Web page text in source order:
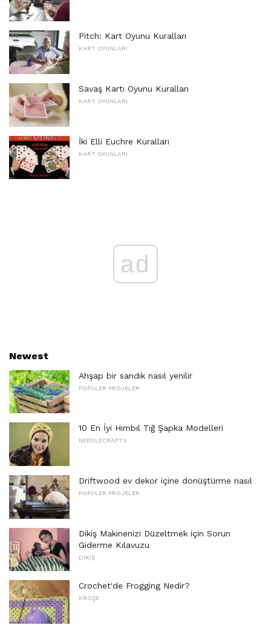
Pitch: Kart Oyunu Kuralları
KART OYUNLARI
Savaş Kartı Oyunu Kuralları
KART OYUNLARI
İki Elli Euchre Kuralları
KART OYUNLARI
ad
Newest
Ahşap bir sandık nasıl yenilir
POPÜLER PROJELER
10 En İyi Hımbıl Tığ Şapka Modelleri
NEEDLECRAFTS
Driftwood ev dekor içine dönüştürme nasıl
POPÜLER PROJELER
Dikiş Makinenizi Düzeltmek için Sorun
Giderme Kılavuzu
DIKIŞ
Crochet'de Frogging Nedir?
KROŞE